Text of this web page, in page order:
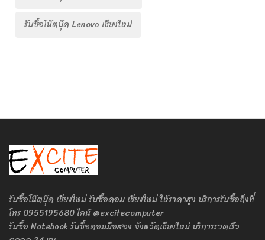
รับซื้อโน๊ตบุ๊ค Lenovo เชียงใหม่
รับซื้อโน๊ตบุ๊ค เชียงใหม่ รับซื้อคอม เชียงใหม่ ให้ราคาสูง บริการรับซื้อถึงที่
โทร 0955195680 ไลน์ @excitecomputer
รับซื้อ Notebook รับซื้อคอมมือสอง จังหวัดเชียงใหม่ บริการรวดเร็ว